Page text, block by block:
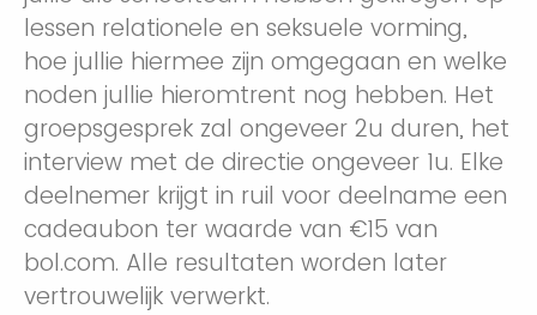
lessen relationele en seksuele vorming,
hoe jullie hiermee zijn omgegaan en welke
noden jullie hieromtrent nog hebben. Het
groepsgesprek zal ongeveer 2u duren, het
interview met de directie ongeveer 1u. Elke
deelnemer krijgt in ruil voor deelname een
cadeaubon ter waarde van €15 van
bol.com. Alle resultaten worden later
vertrouwelijk verwerkt.